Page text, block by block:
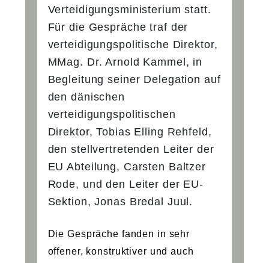
Verteidigungsministerium statt.
Für die Gespräche traf der
verteidigungspolitische Direktor,
MMag. Dr. Arnold Kammel, in
Begleitung seiner Delegation auf
den dänischen
verteidigungspolitischen
Direktor, Tobias Elling Rehfeld,
den stellvertretenden Leiter der
EU Abteilung, Carsten Baltzer
Rode, und den Leiter der EU-
Sektion, Jonas Bredal Juul.
Die Gespräche fanden in sehr
offener, konstruktiver und auch